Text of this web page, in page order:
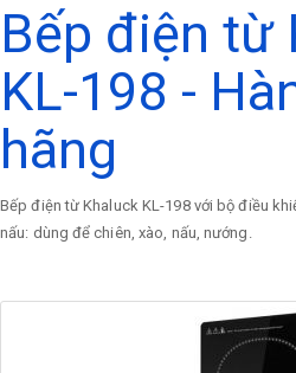
Bếp điện từ
KL-198 -
hãng
Bếp điện từ Khaluck KL-198 với bộ điều
nấu: dùng để chiên, xào, nấu, nướng.